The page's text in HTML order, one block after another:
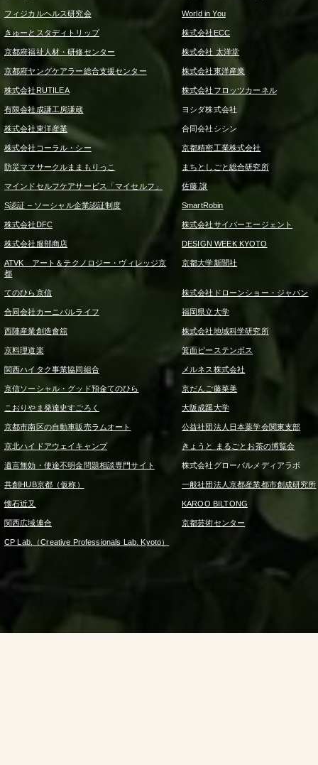
フィジカルヘルス研究会 World in You
きゅーとスタディトリップ 株式会社ECC
京都府福祉人材・研修センター 株式会社 太洋堂
京都府ヤングケアラー総合支援センター 株式会社東洋産業
株式会社RUTILEA 株式会社フロッツカーネル
有限会社成謙工房謙蔵 ヨシダ株式会社
株式会社東洋産業 合同会社シシン
株式会社コーラル・シー 京都精密工業株式会社
防災ママサークルままもりっこ まちとしごと総合研究所
マインドセルフケアサービス「マイセルフ」 佐藤 譲
S認証 – ソーシャル企業認証制度 SmartRobin
株式会社DFC 株式会社サイバーエージェント
株式会社服部商店 DESIGN WEEK KYOTO
ATVK アート＆テクノロジー・ヴィレッジ京
都
京都大学新聞社
てのひら京信 株式会社ドローンショー・ジャパン
合同会社カーニバルライフ 福岡県立大学
西陣産業創造會舘 株式会社地域科学研究所
京料理道楽 箕面ピーステンボス
関西ハイタク事業協同組合 メルネス株式会社
京信ソーシャル・グッド預金てのひら 京だんご藤菜美
こおりやま発達史すごろく 大阪成蹊大学
京都市南区の自動車販売ラムオート 公益社団法人日本薬学会関東支部
京北ハイドアウェイキャンプ きょうと まるごとお茶の博覧会
遺言無効・使途不明金問題相談専門サイト 株式会社グローバルメディアラボ
共創HUB京都（仮称） 一般社団法人京都産業都市創成研究所
懐石近又 KAROO BILTONG
関西広域連合 京都芸術センター
CP Lab.（Creative Professionals Lab. Kyoto）